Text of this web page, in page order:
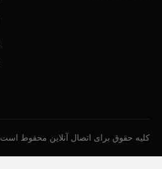
کلیه حقوق برای اتصال آنلاین محفوط است